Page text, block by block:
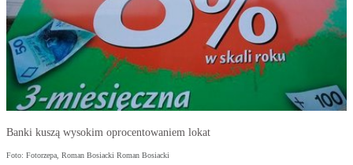
Banki kuszą wysokim oprocentowaniem lokat
Foto: Fotorzepa, Roman Bosiacki Roman Bosiacki